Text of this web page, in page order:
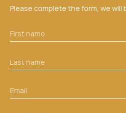
Please complete the form, we will
First name
Last name
Email